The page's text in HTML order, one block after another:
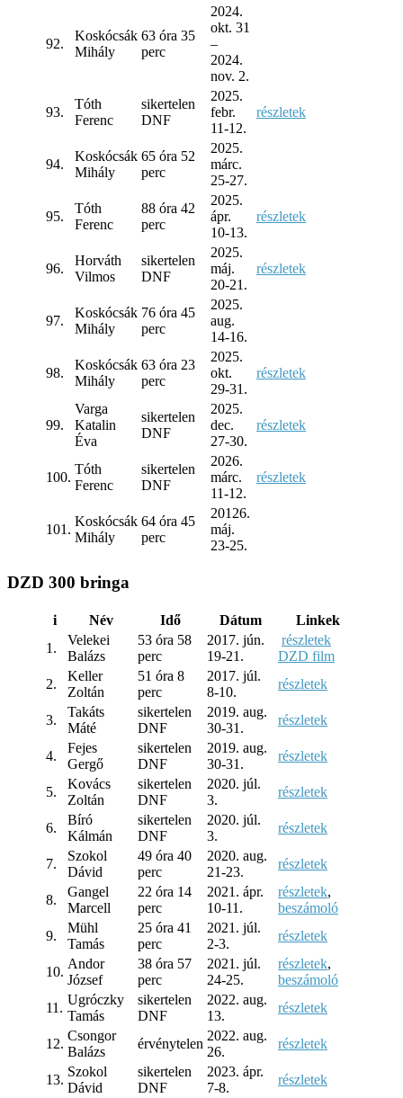
92.
Koskócsák
Mihály
63 óra 35
perc
2024.
okt. 31
–
2024.
nov. 2.
93.
Tóth
Ferenc
sikertelen
DNF
2025.
febr.
11-12.
részletek
94.
Koskócsák
Mihály
65 óra 52
perc
2025.
márc.
25-27.
95.
Tóth
Ferenc
88 óra 42
perc
2025.
ápr.
10-13.
részletek
96.
Horváth
Vilmos
sikertelen
DNF
2025.
máj.
20-21.
részletek
97.
Koskócsák
Mihály
76 óra 45
perc
2025.
aug.
14-16.
98.
Koskócsák
Mihály
63 óra 23
perc
2025.
okt.
29-31.
részletek
99.
Varga
Katalin
Éva
sikertelen
DNF
2025.
dec.
27-30.
részletek
100.
Tóth
Ferenc
sikertelen
DNF
2026.
márc.
11-12.
részletek
101.
Koskócsák
Mihály
64 óra 45
perc
20126.
máj.
23-25.
DZD 300 bringa
i Név Idő Dátum
Linkek
1.
Velekei
Balázs
53 óra 58
perc
2017. jún.
19-21.
részletek
DZD film
2.
Keller
Zoltán
51 óra 8
perc
2017. júl.
8-10.
részletek
3.
Takáts
Máté
sikertelen
DNF
2019. aug.
30-31.
részletek
4.
Fejes
Gergő
sikertelen
DNF
2019. aug.
30-31.
részletek
5.
Kovács
Zoltán
sikertelen
DNF
2020. júl.
3.
részletek
6.
Bíró
Kálmán
sikertelen
DNF
2020. júl.
3.
részletek
7.
Szokol
Dávid
49 óra 40
perc
2020. aug.
21-23.
részletek
8.
Gangel
Marcell
22 óra 14
perc
2021. ápr.
10-11.
részletek,
beszámoló
9.
Mühl
Tamás
25 óra 41
perc
2021. júl.
2-3.
részletek
10.
Andor
József
38 óra 57
perc
2021. júl.
24-25.
részletek,
beszámoló
11.
Ugróczky
Tamás
sikertelen
DNF
2022. aug.
13.
részletek
12.
Csongor
Balázs
érvénytelen
2022. aug.
26.
részletek
13.
Szokol
Dávid
sikertelen
DNF
2023. ápr.
7-8.
részletek